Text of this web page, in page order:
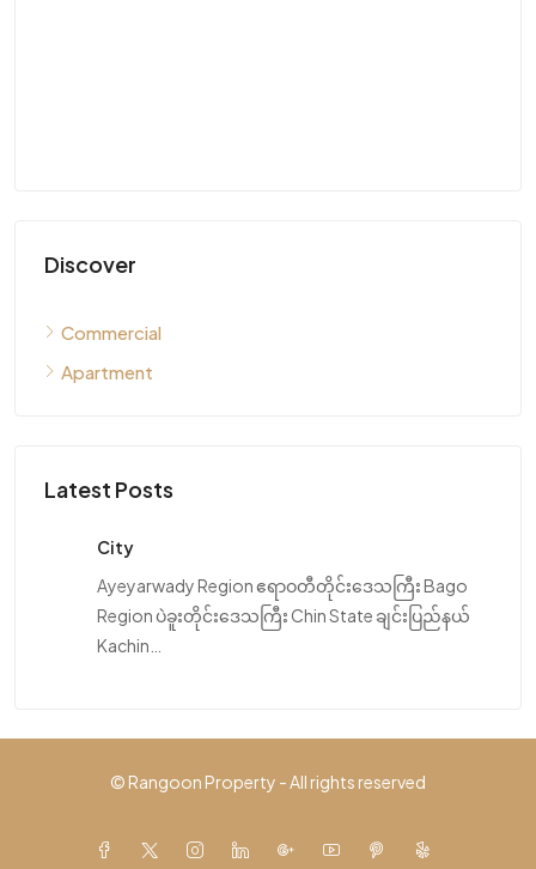
Discover
Commercial
Apartment
Latest Posts
City
Ayeyarwady Region ဧရာဝတီတိုင်းဒေသကြီး Bago
Region ပဲခူးတိုင်းဒေသကြီး Chin State ချင်းပြည်နယ်
Kachin…
© Rangoon Property - All rights reserved